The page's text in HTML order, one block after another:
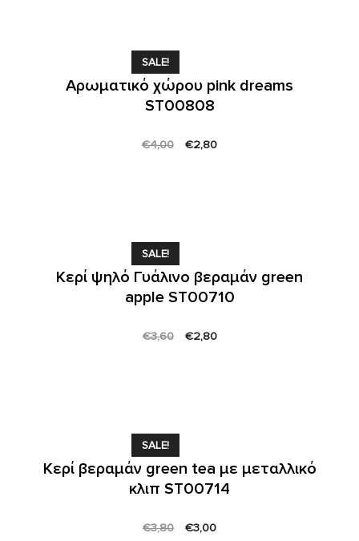
SALE!
Αρωματικό χώρου pink dreams
ST00808
€4,00
Original
€2,80Current
SALE!
Κερί ψηλό Γυάλινο βεραμάν green
apple ST00710
€3,60
Original
€2,80Current
SALE!
Κερί βεραμάν green tea με μεταλλικό
κλιπ ST00714
€3,80
Original
€3,00Current